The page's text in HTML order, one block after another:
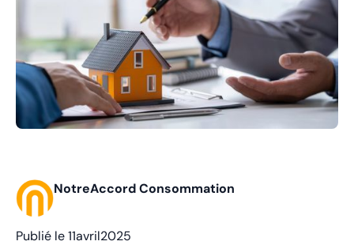
NotreAccord Consommation
Publié le11avril2025